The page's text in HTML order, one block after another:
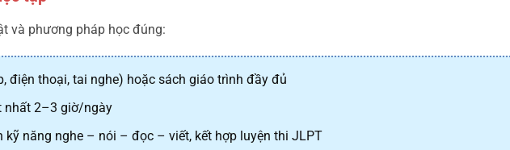
và phương pháp học đúng:
điện thoại, tai nghe) hoặc sách giáo trình đầy đủ
nhất 2–3 giờ/ngày
kỹ năng nghe – nói – đọc – viết, kết hợp luyện thi JLPT